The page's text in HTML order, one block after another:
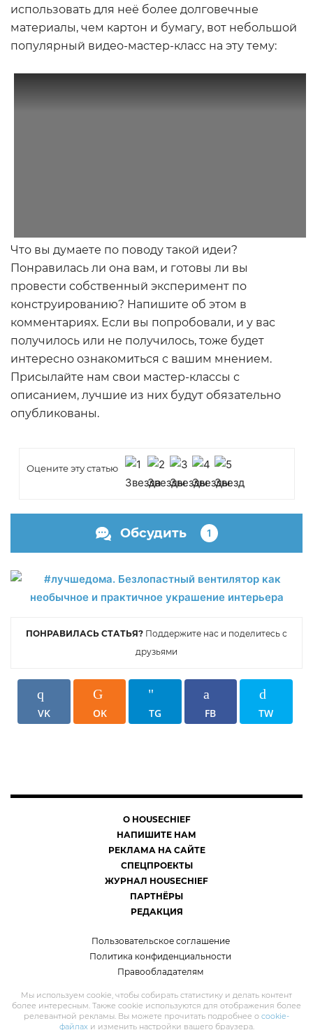
использовать для неё более долговечные
материалы, чем картон и бумагу, вот небольшой
популярный видео-мастер-класс на эту тему:
Что вы думаете по поводу такой идеи?
Понравилась ли она вам, и готовы ли вы
провести собственный эксперимент по
конструированию? Напишите об этом в
комментариях. Если вы попробовали, и у вас
получилось или не получилось, тоже будет
интересно ознакомиться с вашим мнением.
Присылайте нам свои мастер-классы с
описанием, лучшие из них будут обязательно
опубликованы.
Оцените эту статью
Обсудить 1
ПОНРАВИЛАСЬ СТАТЬЯ? Поддержите нас и поделитесь с
друзьями
VK OK TG FB TW
О HOUSECHIEF
НАПИШИТЕ НАМ
РЕКЛАМА НА САЙТЕ
СПЕЦПРОЕКТЫ
ЖУРНАЛ HOUSECHIEF
ПАРТНЁРЫ
РЕДАКЦИЯ
Пользовательское соглашение
Политика конфиденциальности
Правообладателям
Мы используем cookie, чтобы собирать статистику и делать контент
более интересным. Также cookie используются для отображения более
релевантной рекламы. Вы можете прочитать подробнее о cookie-
файлахи изменить настройки вашего браузера.